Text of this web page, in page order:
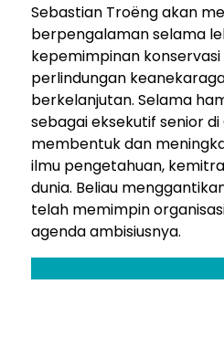
Sebastian Troëng akan
berpengalaman selama
kepemimpinan
perlindungan
berkelanjutan. Selama
sebagai eksekutif senior
membentuk dan
ilmu pengetahuan,
dunia. Beliau
telah memimpin
agenda ambisiusnya.